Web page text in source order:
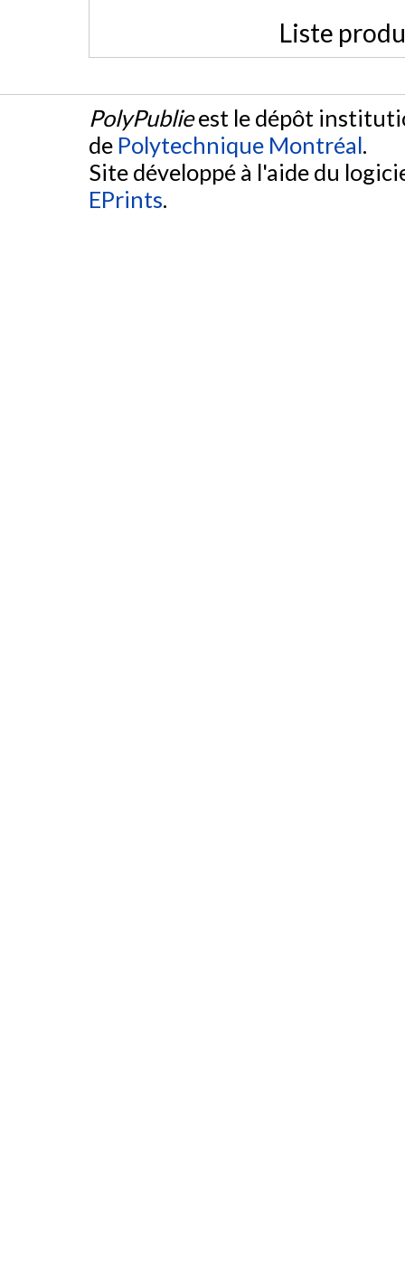
Liste
PolyPublieest le dépôt
de Polytechnique Montréal.
Site développé à l'aide du
EPrints.